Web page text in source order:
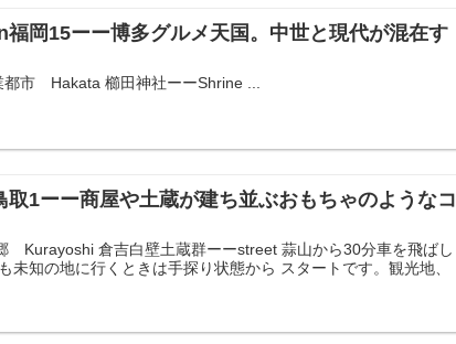
福岡15ーー博多グルメ天国。中世と現代が混在す
市 Hakata 櫛田神社ーーShrine ...
取1ーー商屋や土蔵が建ち並ぶおもちゃのようなコ
Kurayoshi 倉吉白壁土蔵群ーーstreet 蒜山から30分車を飛ばし
未知の地に行くときは手探り状態から スタートです。観光地、